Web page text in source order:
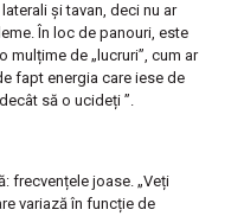
și tavan, deci nu ar
În loc de panouri, este
mulțime de „lucruri”, cum ar
fapt energia care iese de
să o ucideți ”.
frecvențele joase. „Veți
variază în funcție de